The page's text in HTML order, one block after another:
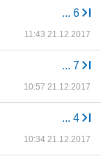
... 6
11:43 21.12.2017
... 7
10:57 21.12.2017
... 4
10:34 21.12.2017